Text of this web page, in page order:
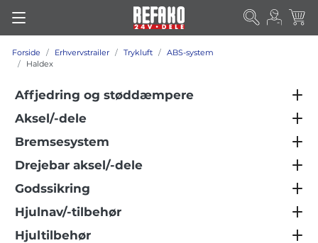
Forside Erhvervstrailer Trykluft
ABS-system
Haldex
Affjedring og støddæmpere
Aksel/-dele
Bremsesystem
Drejebar aksel/-dele
Godssikring
Hjulnav/-tilbehør
Hjultilbehør